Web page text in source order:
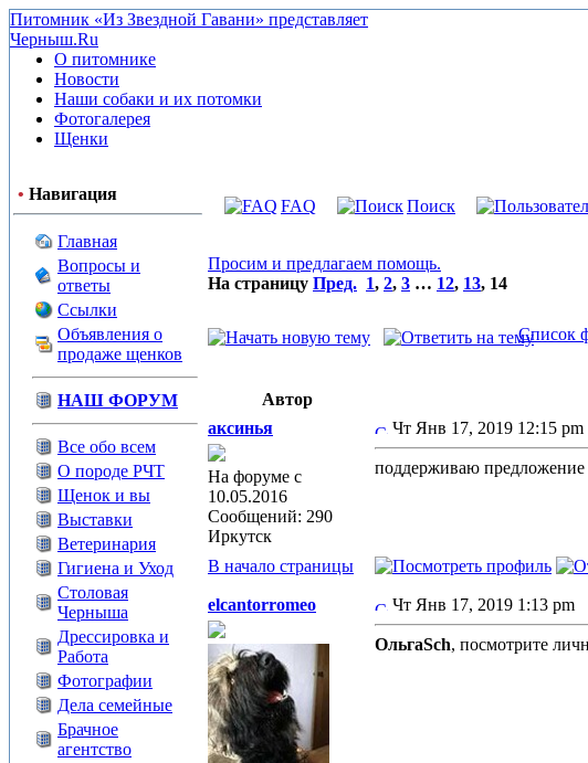
Питомник «Из Звездной Гавани» представляет
Черныш.Ru
О питомнике
Новости
Наши собаки и их потомки
Фотогалерея
Щенки
• Навигация
Главная
Вопросы и
ответы
Ссылки
Объявления о
продаже щенков
НАШ ФОРУМ
Все обо всем
О породе РЧТ
Щенок и вы
Выставки
Ветеринария
Гигиена и Уход
Столовая
Черныша
Дрессировка и
Работа
Фотографии
Дела семейные
Брачное
агентство
FAQ Поиск
Просим и предлагаем помощь.
На страницу Пред. 1, 2, 3 … 12, 13, 14
Список
Автор
аксинья
На форуме с
10.05.2016
Сообщений: 290
Иркутск
Чт Янв 17, 2019 12:15
поддерживаю
В начало страницы
elcantorromeo Чт Янв 17, 2019 1:13 pm
ОльгаSch, посмотрите